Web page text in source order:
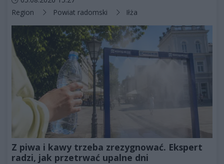
Kategorie artykułu:
Region Powiat radomski Iłża
Z piwa i kawy trzeba zrezygnować. Ekspert
radzi, jak przetrwać upalne dni